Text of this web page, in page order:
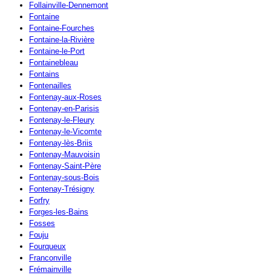
Follainville-Dennemont
Fontaine
Fontaine-Fourches
Fontaine-la-Rivière
Fontaine-le-Port
Fontainebleau
Fontains
Fontenailles
Fontenay-aux-Roses
Fontenay-en-Parisis
Fontenay-le-Fleury
Fontenay-le-Vicomte
Fontenay-lès-Briis
Fontenay-Mauvoisin
Fontenay-Saint-Père
Fontenay-sous-Bois
Fontenay-Trésigny
Forfry
Forges-les-Bains
Fosses
Fouju
Fourqueux
Franconville
Frémainville